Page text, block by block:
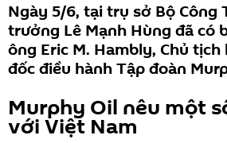
Ngày 5/6, tại trụ sở Bộ Công
trưởng Lê Mạnh Hùng đã có
ông Eric M. Hambly, Chủ tịch
đốc điều hành Tập đoàn
Murphy Oil nêu một
với Việt Nam